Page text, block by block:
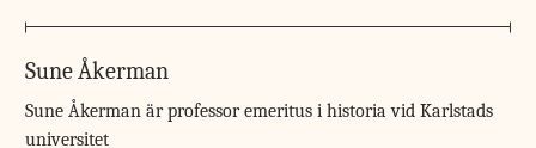
Sune Åkerman
Sune Åkerman är professor emeritus i historia vid Karlstads
universitet